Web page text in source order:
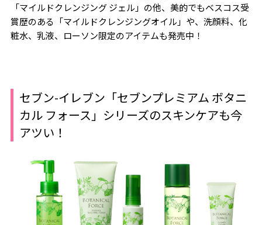
「マイルドクレンジング ジェル」 の他、美的でもベスコス受
賞歴のある「マイルドクレンジングオイル」や、洗顔料、化
粧水、乳液、ローソン限定のアイテムも発売中！
セブン-イレブン「セブンプレミアム ボタニ
カル フォース」シリーズのスキンケアも今
アツい！